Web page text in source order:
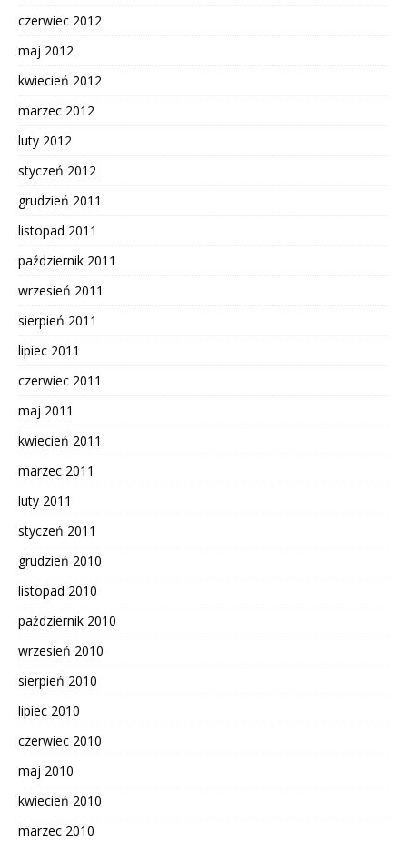
czerwiec 2012
maj 2012
kwiecień 2012
marzec 2012
luty 2012
styczeń 2012
grudzień 2011
listopad 2011
październik 2011
wrzesień 2011
sierpień 2011
lipiec 2011
czerwiec 2011
maj 2011
kwiecień 2011
marzec 2011
luty 2011
styczeń 2011
grudzień 2010
listopad 2010
październik 2010
wrzesień 2010
sierpień 2010
lipiec 2010
czerwiec 2010
maj 2010
kwiecień 2010
marzec 2010